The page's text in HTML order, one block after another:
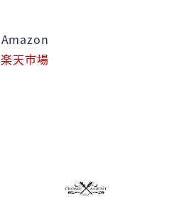
Amazon
楽天市場